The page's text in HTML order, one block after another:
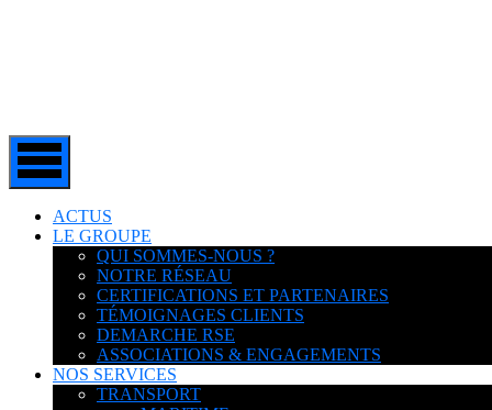
ACTUS
LE GROUPE
QUI SOMMES-NOUS ?
NOTRE RÉSEAU
CERTIFICATIONS ET PARTENAIRES
TÉMOIGNAGES CLIENTS
DEMARCHE RSE
ASSOCIATIONS & ENGAGEMENTS
NOS SERVICES
TRANSPORT